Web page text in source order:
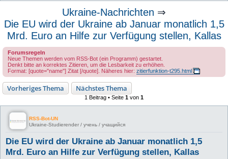
Ukraine-Nachrichten ⇒
Die EU wird der Ukraine ab Januar monatlich 1,5
Mrd. Euro an Hilfe zur Verfügung stellen, Kallas
Forumsregeln
Neue Themen werden vom RSS-Bot (ein Programm) gestartet.
Denkt bitte an korrektes Zitieren, um die Lesbarkeit zu erhöhen.
Format: [quote="name"] Zitat [/quote]. Näheres hier: zitierfunktion-t295.html
Vorheriges Thema Nächstes Thema
1 Beitrag • Seite 1 von 1
RSS-Bot-UN
Ukraine-Studierender / учень / учащийся
Die EU wird der Ukraine ab Januar monatlich 1,5
Mrd. Euro an Hilfe zur Verfügung stellen, Kallas